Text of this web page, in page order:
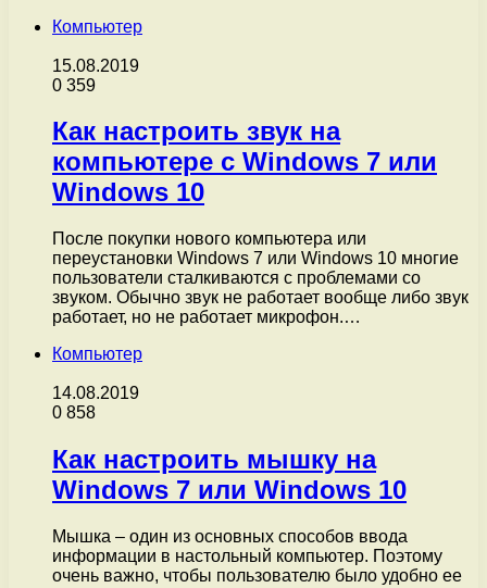
Компьютер
15.08.2019
0 359
Как настроить звук на
компьютере с Windows 7 или
Windows 10
После покупки нового компьютера или
переустановки Windows 7 или Windows 10 многие
пользователи сталкиваются с проблемами со
звуком. Обычно звук не работает вообще либо звук
работает, но не работает микрофон.…
Компьютер
14.08.2019
0 858
Как настроить мышку на
Windows 7 или Windows 10
Мышка – один из основных способов ввода
информации в настольный компьютер. Поэтому
очень важно, чтобы пользователю было удобно ее